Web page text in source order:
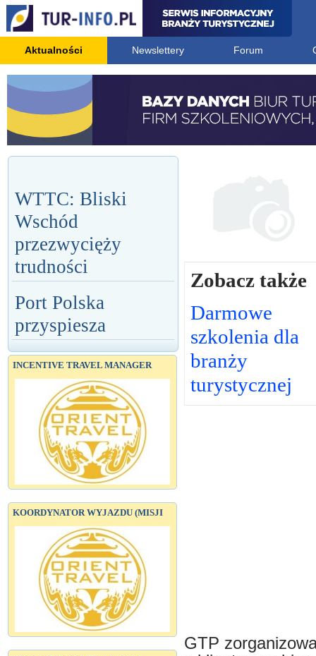
Aktualności Newslettery Forum
WTTC: Bliski
Wschód
przezwycięży
trudności
Port Polska
przyspiesza
INCENTIVE TRAVEL MANAGER
KOORDYNATOR WYJAZDU (MISJI
Zobacz także
Darmowe
szkolenia dla
branży
turystycznej
GTP